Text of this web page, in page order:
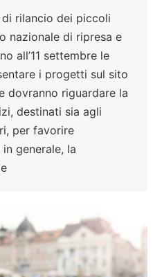
di rilancio dei piccoli
nazionale di ripresa e
all’11 settembre le
i progetti sul sito
dovranno riguardare la
destinati sia agli
per favorire
in generale, la